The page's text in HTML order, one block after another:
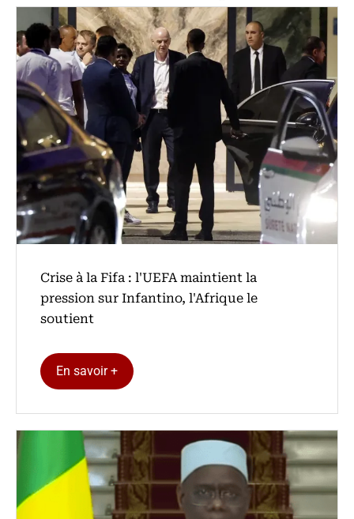
Crise à la Fifa : l'UEFA maintient la
pression sur Infantino, l'Afrique le
soutient
En savoir +